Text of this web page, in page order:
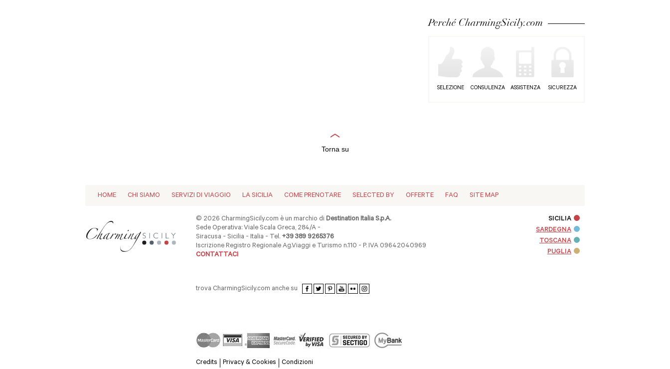
Perché CharmingSicily.com
SELEZIONE CONSULENZA ASSISTENZA SICUREZZA
Torna su
HOME CHI SIAMO SERVIZI DI VIAGGIO LA SICILIA COME PRENOTARE SELECTED BY OFFERTE FAQ SITE MAP
© 2026 CharmingSicily.com è un marchio diDestination Italia S.p.A.
Sede Operativa: Viale Scala Greca, 284/A -
Siracusa - Sicilia - Italia - Tel. +39 389 9265376
Iscrizione Registro Regionale Ag.Viaggi e Turismo n.110 - P. IVA 09642040969
CONTATTACI
trova CharmingSicily.com anche su
Credits Privacy & Cookies Condizioni
SICILIA
SARDEGNA
TOSCANA
PUGLIA